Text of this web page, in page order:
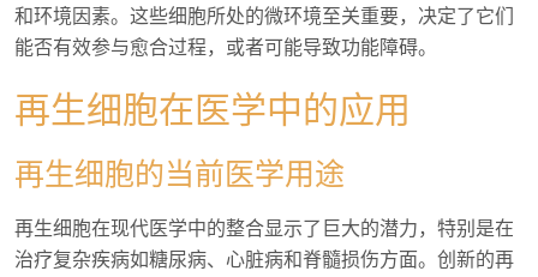
和环境因素。这些细胞所处的微环境至关重要，决定了它们
能否有效参与愈合过程，或者可能导致功能障碍。
再生细胞在医学中的应用
再生细胞的当前医学用途
再生细胞在现代医学中的整合显示了巨大的潜力，特别是在
治疗复杂疾病如糖尿病、心脏病和脊髓损伤方面。创新的再